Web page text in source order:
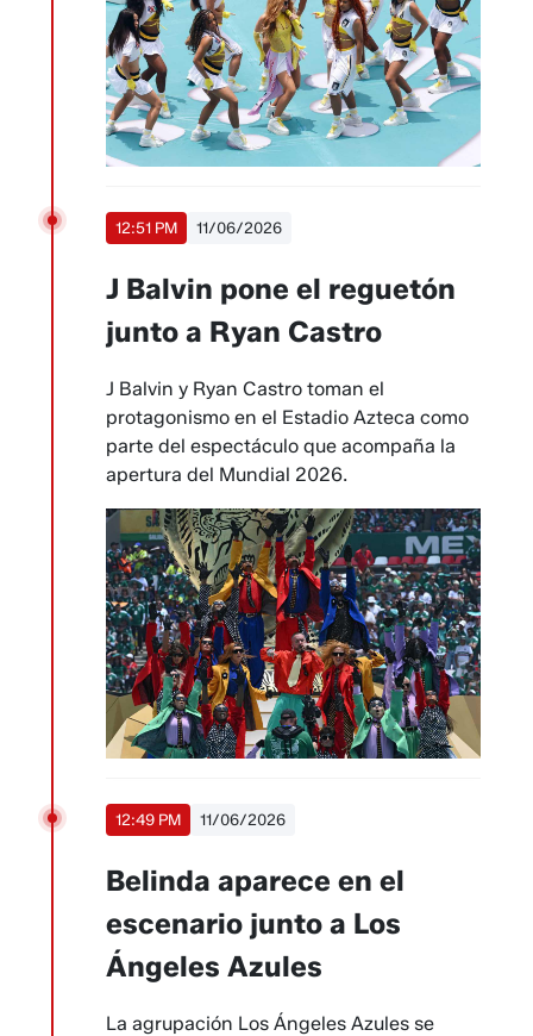
12:51 PM 11/06/2026
J Balvin pone el reguetón
junto a Ryan Castro
J Balvin y Ryan Castro toman el
protagonismo en el Estadio Azteca como
parte del espectáculo que acompaña la
apertura del Mundial 2026.
12:49 PM 11/06/2026
Belinda aparece en el
escenario junto a Los
Ángeles Azules
La agrupación Los Ángeles Azules se